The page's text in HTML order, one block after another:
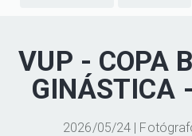
VUP - COPA
GINÁSTICA
2026/05/24 |